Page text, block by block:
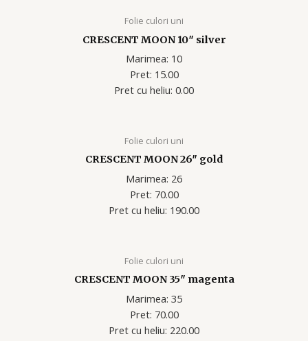
Folie culori uni
CRESCENT MOON 10″ silver
Marimea: 10
Pret: 15.00
Pret cu heliu: 0.00
Folie culori uni
CRESCENT MOON 26″ gold
Marimea: 26
Pret: 70.00
Pret cu heliu: 190.00
Folie culori uni
CRESCENT MOON 35″ magenta
Marimea: 35
Pret: 70.00
Pret cu heliu: 220.00